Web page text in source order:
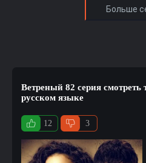
Ветреный 82 серия смотреть
русском языке
12 3